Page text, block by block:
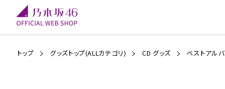
トップ グッズトップ(ALLカテゴリ) CD グッズ ベストアル